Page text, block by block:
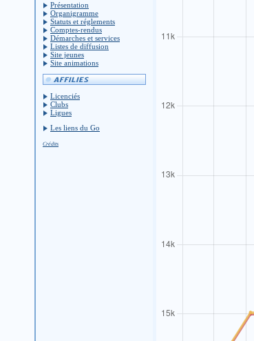
Présentation
Organigramme
Statuts et réglements
Comptes-rendus
Démarches et services
Listes de diffusion
Site jeunes
Site animations
Licenciés
Clubs
Ligues
Les liens du Go
Crédits